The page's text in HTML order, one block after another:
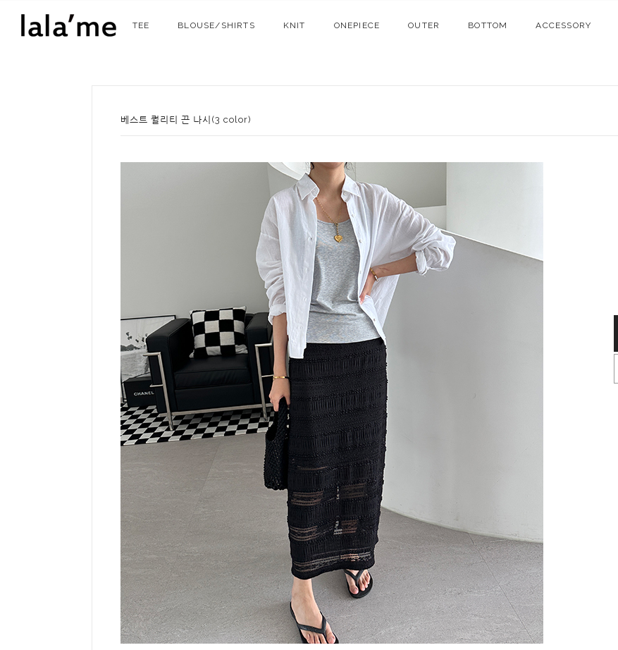
TEE BLOUSE/SHIRTS KNIT ONEPIECE OUTER BOTTOM ACCESSORY
베스트 퀄리티 끈 나시(3 color)